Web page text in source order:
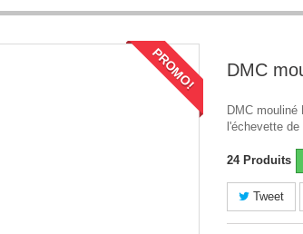
PROMO! DMC
DMC mouliné
l'échevette
24 Produits
Tweet